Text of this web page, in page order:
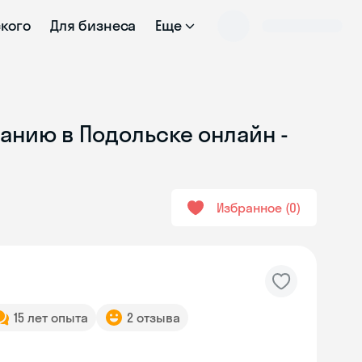
Для бизнеса Еще
в Подольске онлайн -
Избранное 0
15 лет опыта 2 отзыва